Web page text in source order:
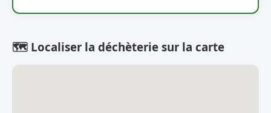
🗺️ Localiser la déchèterie sur la carte